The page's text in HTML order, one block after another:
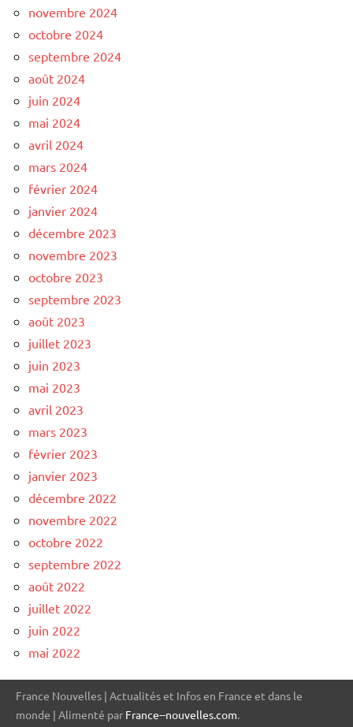
novembre 2024
octobre 2024
septembre 2024
août 2024
juin 2024
mai 2024
avril 2024
mars 2024
février 2024
janvier 2024
décembre 2023
novembre 2023
octobre 2023
septembre 2023
août 2023
juillet 2023
juin 2023
mai 2023
avril 2023
mars 2023
février 2023
janvier 2023
décembre 2022
novembre 2022
octobre 2022
septembre 2022
août 2022
juillet 2022
juin 2022
mai 2022
France Nouvelles | Actualités et Infos en France et dans le
monde | Alimenté par France--nouvelles.com.